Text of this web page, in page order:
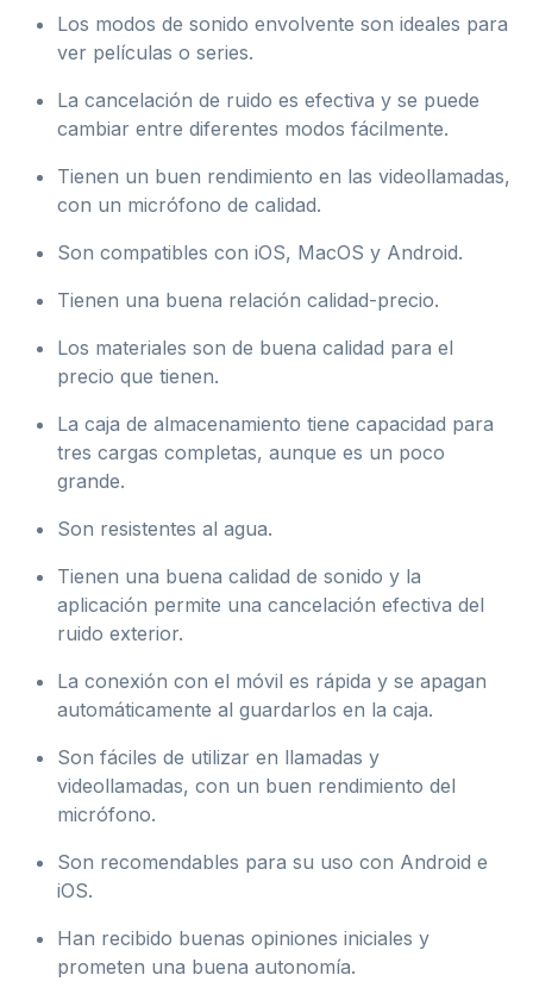
Los modos de sonido envolvente son ideales para
ver películas o series.
La cancelación de ruido es efectiva y se puede
cambiar entre diferentes modos fácilmente.
Tienen un buen rendimiento en las videollamadas,
con un micrófono de calidad.
Son compatibles con iOS, MacOS y Android.
Tienen una buena relación calidad-precio.
Los materiales son de buena calidad para el
precio que tienen.
La caja de almacenamiento tiene capacidad para
tres cargas completas, aunque es un poco
grande.
Son resistentes al agua.
Tienen una buena calidad de sonido y la
aplicación permite una cancelación efectiva del
ruido exterior.
La conexión con el móvil es rápida y se apagan
automáticamente al guardarlos en la caja.
Son fáciles de utilizar en llamadas y
videollamadas, con un buen rendimiento del
micrófono.
Son recomendables para su uso con Android e
iOS.
Han recibido buenas opiniones iniciales y
prometen una buena autonomía.